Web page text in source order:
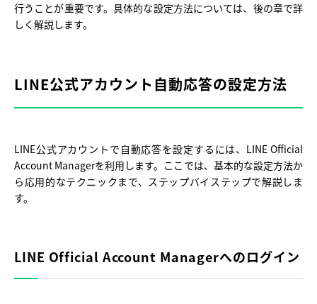
行うことが重要です。具体的な設定方法については、後の章で詳
しく解説します。
LINE公式アカウント自動応答の設定方法
LINE公式アカウントで自動応答を設定するには、LINE Official
Account Managerを利用します。ここでは、基本的な設定方法か
ら応用的なテクニックまで、ステップバイステップで解説しま
す。
LINE Official Account Managerへのログイン